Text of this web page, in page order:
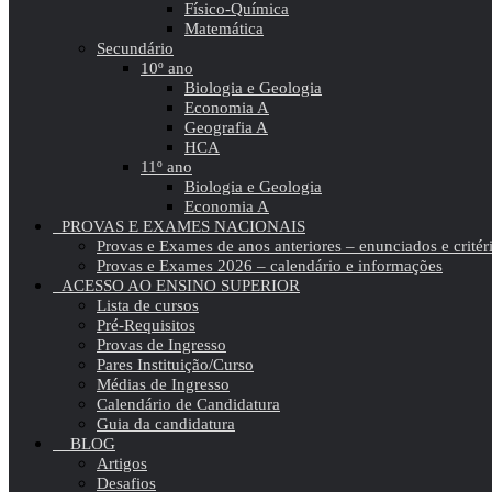
Físico-Química
Matemática
Secundário
10º ano
Biologia e Geologia
Economia A
Geografia A
HCA
11º ano
Biologia e Geologia
Economia A
PROVAS E EXAMES NACIONAIS
Provas e Exames de anos anteriores – enunciados e
Provas e Exames 2026 – calendário e informações
ACESSO AO ENSINO SUPERIOR
Lista de cursos
Pré-Requisitos
Provas de Ingresso
Pares Instituição/Curso
Médias de Ingresso
Calendário de Candidatura
Guia da candidatura
BLOG
Artigos
Desafios